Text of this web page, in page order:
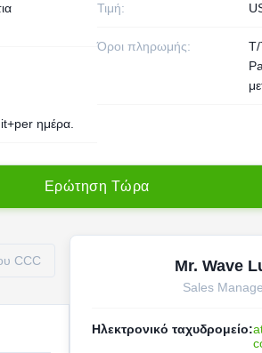
Τιμή:
Όροι πληρωμής:
T/
ημέρα.
Ερώτηση Τώρα
CCC Mr. Wave
Sales
Ηλεκτρονικό ταχυδρομείο: